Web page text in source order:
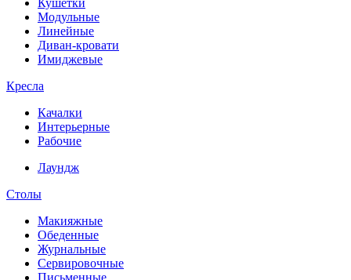
Модульные
Линейные
Диван-кровати
Имиджевые
Кресла
Качалки
Интерьерные
Рабочие
Лаундж
Столы
Макияжные
Обеденные
Журнальные
Сервировочные
Письменные